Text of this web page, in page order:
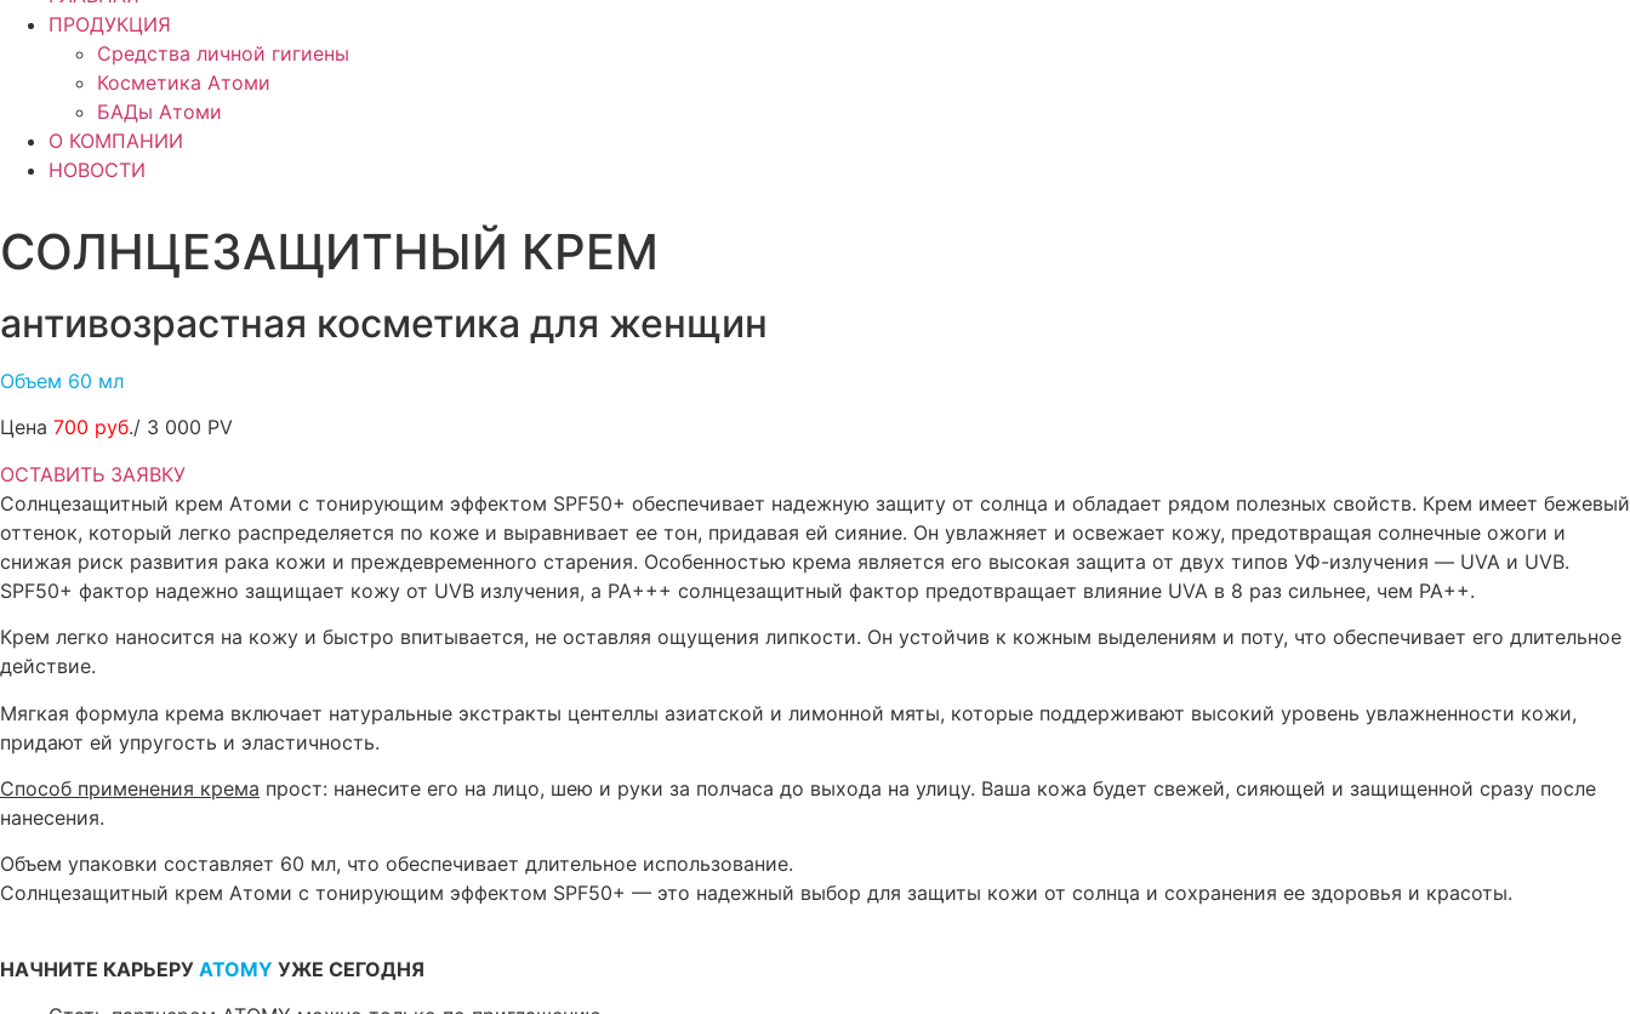
ПРОДУКЦИЯ
Средства личной гигиены
Косметика Атоми
БАДы Атоми
О КОМПАНИИ
НОВОСТИ
СОЛНЦЕЗАЩИТНЫЙ КРЕМ
антивозрастная косметика для женщин
Объем 60 мл
Цена 700 руб./ 3 000 PV
ОСТАВИТЬ ЗАЯВКУ
Солнцезащитный крем Атоми с тонирующим эффектом SPF50+ обеспечивает надежную защиту от солнца и обладает рядом полезных свойств. Крем имеет бежевый
оттенок, который легко распределяется по коже и выравнивает ее тон, придавая ей сияние. Он увлажняет и освежает кожу, предотвращая солнечные ожоги и
снижая риск развития рака кожи и преждевременного старения. Особенностью крема является его высокая защита от двух типов УФ-излучения — UVA и UVB.
SPF50+ фактор надежно защищает кожу от UVB излучения, а РА+++ солнцезащитный фактор предотвращает влияние UVA в 8 раз сильнее, чем PA++.
Крем легко наносится на кожу и быстро впитывается, не оставляя ощущения липкости. Он устойчив к кожным выделениям и поту, что обеспечивает его длительное
действие.
Мягкая формула крема включает натуральные экстракты центеллы азиатской и лимонной мяты, которые поддерживают высокий уровень увлажненности кожи,
придают ей упругость и эластичность.
Способ применения крема прост: нанесите его на лицо, шею и руки за полчаса до выхода на улицу. Ваша кожа будет свежей, сияющей и защищенной сразу после
нанесения.
Объем упаковки составляет 60 мл, что обеспечивает длительное использование.
Солнцезащитный крем Атоми с тонирующим эффектом SPF50+ — это надежный выбор для защиты кожи от солнца и сохранения ее здоровья и красоты.
НАЧНИТЕ КАРЬЕРУ ATOMY УЖЕ СЕГОДНЯ